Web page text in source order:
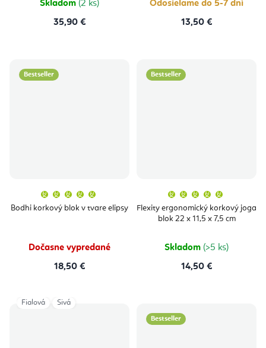
Skladom (2 ks)
35,90 €
Odosielame do 5-7 dní
13,50 €
Bestseller
Bodhi korkový blok v tvare elipsy
produktu
je
hviezdičiek.
Dočasne vypredané
18,50 €
Bestseller
Flexity ergonomický korkový joga
blok 22 x 11,5 x 7,5 cm
produktu
je
5,0
Skladom (>5 ks)
14,50 €
Fialová Sivá
Bestseller